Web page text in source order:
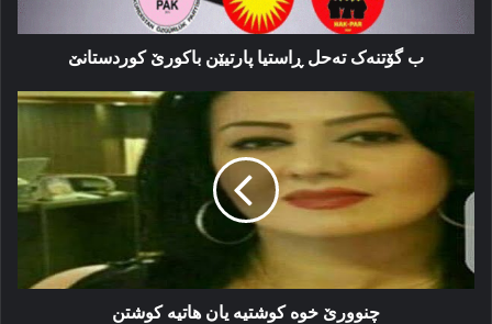
ب گۆتنه‌ک تەحل ڕاستیا پارتیێن باكورێ كوردستانێ
چنوورێ
كوشتیە
یان
ھاتیە
كوشتن
چنوورێ خوە كوشتیە یان ھاتیە كوشتن